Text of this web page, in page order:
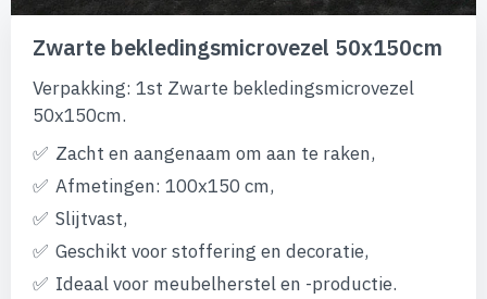
naar
begin
gallerij
Zwarte bekledingsmicrovezel 50x150cm
Verpakking: 1st Zwarte bekledingsmicrovezel
50x150cm.
Zacht en aangenaam om aan te raken,
Afmetingen: 100x150 cm,
Slijtvast,
Geschikt voor stoffering en decoratie,
Ideaal voor meubelherstel en -productie.